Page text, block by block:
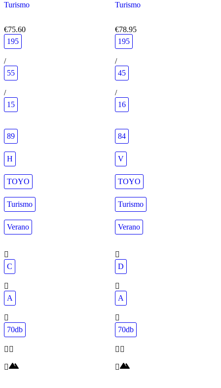
Turismo
€75.60
195
/
55
/
15
89
H
TOYO
Turismo
Verano
C
A
70db
Turismo
€78.95
195
/
45
/
16
84
V
TOYO
Turismo
Verano
D
A
70db